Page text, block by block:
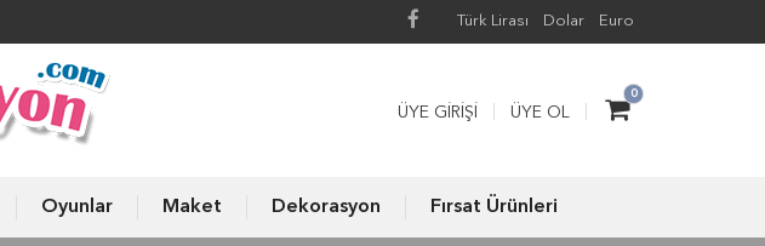
Türk Lirası Dolar Euro
0
ÜYE GIRIŞI ÜYE OL
Oyunlar Maket Dekorasyon Fırsat Ürünleri